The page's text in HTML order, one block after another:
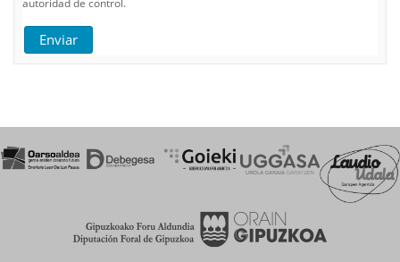
Enviar